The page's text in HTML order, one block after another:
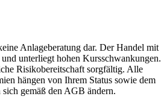
Anlageberatung dar. Der Handel mit
unterliegt hohen Kursschwankungen.
Risikobereitschaft sorgfältig. Alle
hängen von Ihrem Status sowie dem
gemäß den AGB ändern.